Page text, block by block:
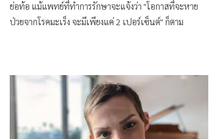
ย่อท้อ แม้แพทย์ที่ทำการรักษาจะแจ้งว่า "โอกาสที่จะหาย
ป่วยจากโรคมะเร็ง จะมีเพียงแค่ 2 เปอร์เซ็นต์" ก็ตาม